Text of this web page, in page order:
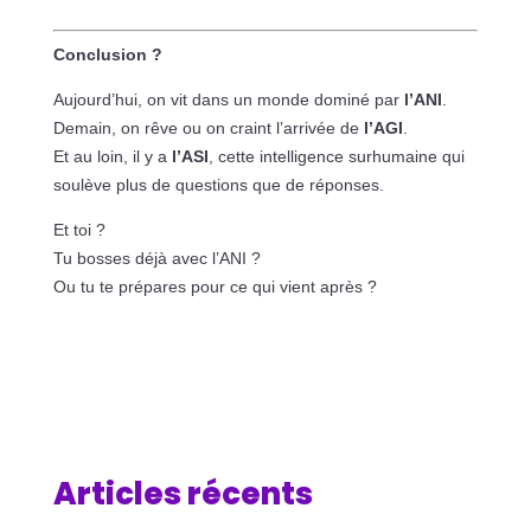
Conclusion ?
Aujourd’hui, on vit dans un monde dominé par l’ANI
Demain, on rêve ou on craint l’arrivée de l’AGI
Et au loin, il y a l’ASI , cette intelligence surhumaine qui
soulève plus de questions que de réponses.
Et toi ?
Tu bosses déjà avec l’ANI ?
Ou tu te prépares pour ce qui vient après ?
Articles récents